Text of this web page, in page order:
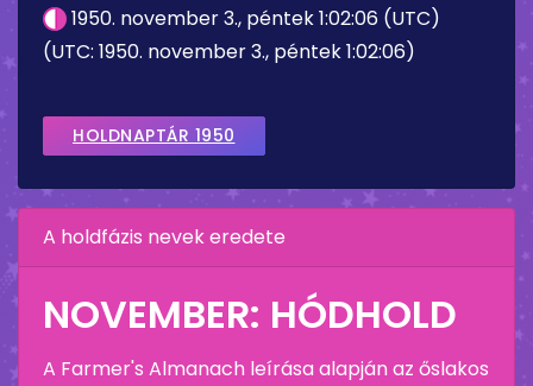
1950. november 3., péntek 1:02:06 (UTC)
(UTC: 1950. november 3., péntek 1:02:06)
HOLDNAPTÁR 1950
A holdfázis nevek eredete
NOVEMBER: HÓDHOLD
A Farmer's Almanach leírása alapján az őslakos